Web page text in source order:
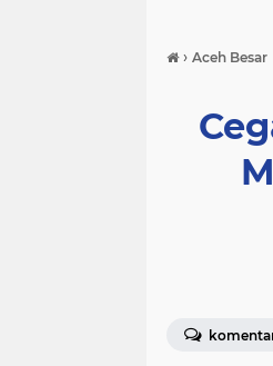
› Aceh Besar